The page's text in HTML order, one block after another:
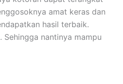
amat keras dan
hasil terbaik.
nantinya mampu